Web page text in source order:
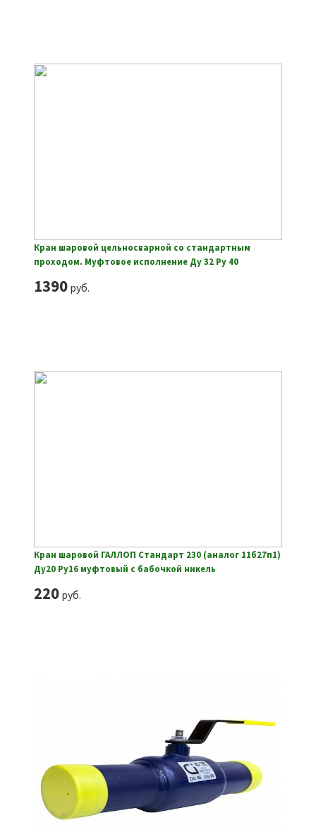
Кран шаровой цельносварной со стандартным
проходом. Муфтовое исполнение Ду 32 Ру 40
1390руб.
Кран шаровой ГАЛЛОП Стандарт 230 (аналог 11б27п1)
Ду20 Ру16 муфтовый с бабочкой никель
220руб.